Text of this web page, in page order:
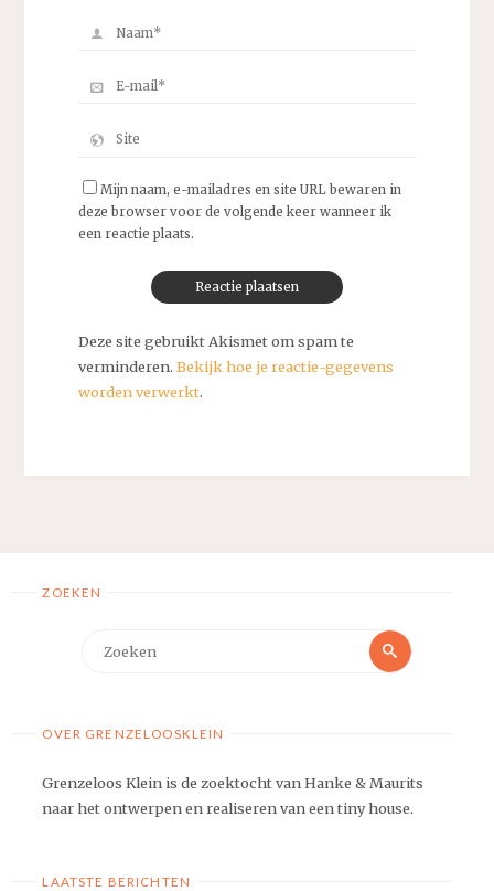
Mijn naam, e-mailadres en site URL bewaren in
deze browser voor de volgende keer wanneer ik
een reactie plaats.
Deze site gebruikt Akismet om spam te
verminderen. Bekijk hoe je reactie-gegevens
worden verwerkt.
ZOEKEN
Zoeken
OVER GRENZELOOSKLEIN
Grenzeloos Klein is de zoektocht van Hanke & Maurits
naar het ontwerpen en realiseren van een tiny house.
LAATSTE BERICHTEN